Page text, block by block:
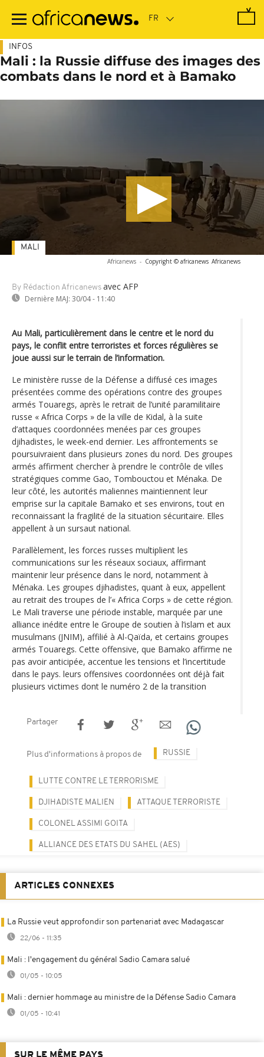
contenu
INFOS
Mali : la Russie diffuse des images des
combats dans le nord et à Bamako
Africanews - Copyright © africanews Africanews
By Rédaction Africanews avec AFP
Dernière MAJ: 30/04 - 11:40
MALI
Au Mali, particulièrement dans le centre et le nord du
pays, le conflit entre terroristes et forces régulières se
joue aussi sur le terrain de l’information.
Le ministère russe de la Défense a diffusé ces images
présentées comme des opérations contre des groupes
armés Touaregs, après le retrait de l’unité paramilitaire
russe « Africa Corps » de la ville de Kidal, à la suite
d’attaques coordonnées menées par ces groupes
djihadistes, le week-end dernier. Les affrontements se
poursuivraient dans plusieurs zones du nord. Des groupes
armés affirment chercher à prendre le contrôle de villes
stratégiques comme Gao, Tombouctou et Ménaka. De
leur côté, les autorités maliennes maintiennent leur
emprise sur la capitale Bamako et ses environs, tout en
reconnaissant la fragilité de la situation sécuritaire. Elles
appellent à un sursaut national.
Parallèlement, les forces russes multiplient les
communications sur les réseaux sociaux, affirmant
maintenir leur présence dans le nord, notamment à
Ménaka. Les groupes djihadistes, quant à eux, appellent
au retrait des troupes de l’« Africa Corps » de cette région.
Le Mali traverse une période instable, marquée par une
alliance inédite entre le Groupe de soutien à l’islam et aux
musulmans (JNIM), affilié à Al-Qaïda, et certains groupes
armés Touaregs. Cette offensive, que Bamako affirme ne
pas avoir anticipée, accentue les tensions et l’incertitude
dans le pays. leurs offensives coordonnées ont déjà fait
plusieurs victimes dont le numéro 2 de la transition
Partager
Plus d'informations à propos de RUSSIE
LUTTE CONTRE LE TERRORISME
DJIHADISTE MALIEN ATTAQUE TERRORISTE
COLONEL ASSIMI GOITA
ALLIANCE DES ETATS DU SAHEL (AES)
ARTICLES CONNEXES
La Russie veut approfondir son partenariat avec Madagascar
22/06 - 11:35
Mali : l'engagement du général Sadio Camara salué
01/05 - 10:05
Mali : dernier hommage au ministre de la Défense Sadio Camara
01/05 - 10:41